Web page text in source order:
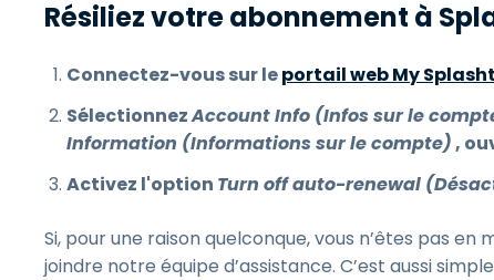
Résiliez votre abonnement à
Connectez-vous sur leportail web My
SélectionnezAccount Info (Infos sur le
Information (Informations sur le compte),
Activez l'option Turn off auto-renewal
Si, pour une raison quelconque, vous n’êtes pas
joindre notre équipe d’assistance. C’est aussi